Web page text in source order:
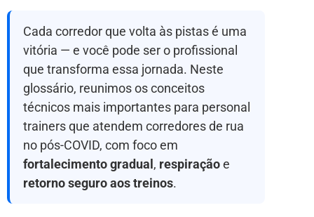
Cada corredor que volta às pistas é uma
vitória — e você pode ser o profissional
que transforma essa jornada. Neste
glossário, reunimos os conceitos
técnicos mais importantes para personal
trainers que atendem corredores de rua
no pós-COVID, com foco em
fortalecimento gradual , respiraçãoe
retorno seguro aos treinos.